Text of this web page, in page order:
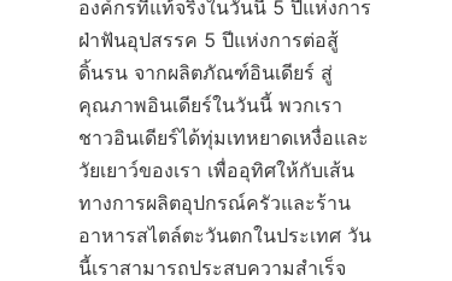
องค์กรที่แท้จริงในวันนี้ 5 ปีแห่งการ
ฝ่าฟันอุปสรรค 5 ปีแห่งการต่อสู้
ดิ้นรน จากผลิตภัณฑ์อินเดียร์ สู่
คุณภาพอินเดียร์ในวันนี้ พวกเรา
ชาวอินเดียร์ได้ทุ่มเทหยาดเหงื่อและ
วัยเยาว์ของเรา เพื่ออุทิศให้กับเส้น
ทางการผลิตอุปกรณ์ครัวและร้าน
อาหารสไตล์ตะวันตกในประเทศ วัน
นี้เราสามารถประสบความสำเร็จ